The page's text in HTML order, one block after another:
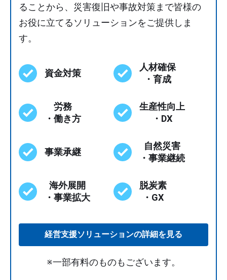
ることから、災害復旧や事故対策まで皆様の
お役に立てるソリューションをご提供しま
す。​
資金対策
人材確保
・育成
労務
・働き方
生産性向上
・DX
事業承継
自然災害
・事業継続
海外展開
・事業拡大
脱炭素
・GX
経営支援ソリューションの詳細を見る
※一部有料のものもございます。